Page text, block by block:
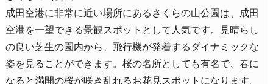
成田空港に非常に近い場所にあるさくらの山公園は、成田
空港を一望できる景観スポットとして人気です。見晴らし
の良い芝生の園内から、飛行機が発着するダイナミックな
姿を見ることができます。桜の名所としても有名で、春に
なると満開の桜が咲き乱れるお花見スポットになります。